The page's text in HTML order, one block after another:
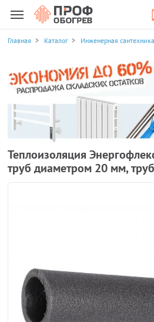
Главная Каталог Инженерная сантехника
Теплоизоляция
труб диаметром 20 мм,